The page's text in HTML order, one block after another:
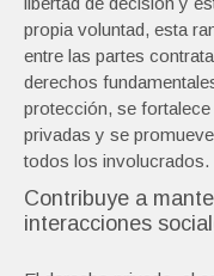
propia voluntad, esta
entre las partes
derechos
protección, se
privadas y se
todos los involucrados.
Contribuye a
interacciones